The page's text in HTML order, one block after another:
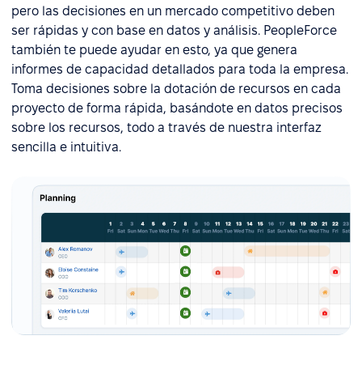
pero las decisiones en un mercado competitivo deben
ser rápidas y con base en datos y análisis. PeopleForce
también te puede ayudar en esto, ya que genera
informes de capacidad detallados para toda la empresa.
Toma decisiones sobre la dotación de recursos en cada
proyecto de forma rápida, basándote en datos precisos
sobre los recursos, todo a través de nuestra interfaz
sencilla e intuitiva.